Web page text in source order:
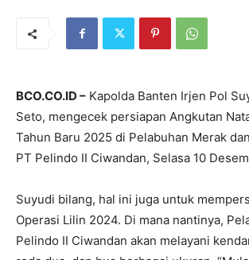
BCO.CO.ID – Kapolda Banten Irjen Pol
Seto, mengecek persiapan Angkutan
Tahun Baru 2025 di Pelabuhan Merak
PT Pelindo II Ciwandan, Selasa 10
Suyudi bilang, hal ini juga untuk
Operasi Lilin 2024. Di mana nantinya,
Pelindo II Ciwandan akan melayani